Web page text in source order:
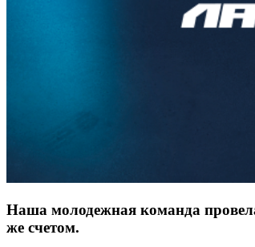
Наша молодежная команда
же счетом.